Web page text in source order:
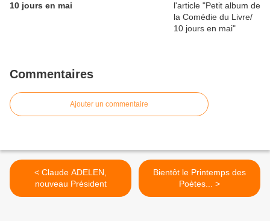
10 jours en mai
Commentaires
Ajouter un commentaire
< Claude ADELEN,
nouveau Président
Bientôt le Printemps des
Poètes... >